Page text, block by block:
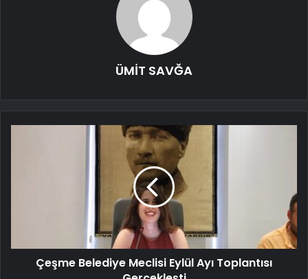
ÜMİT SAVĞA
Çeşme Belediye Meclisi Eylül Ayı Toplantısı